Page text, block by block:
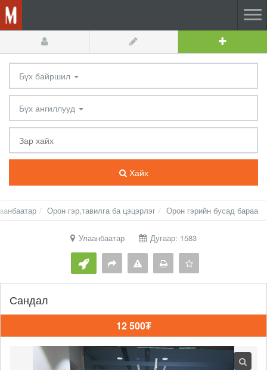
Бүх байршил
Бүх ангиллууд
Хайх
Орон гэр,тавилга ба цэцэрлэг Орон гэрийн бусад бараа
Улаанбаатар Дугаар: 1583
Сандал
12 500₮